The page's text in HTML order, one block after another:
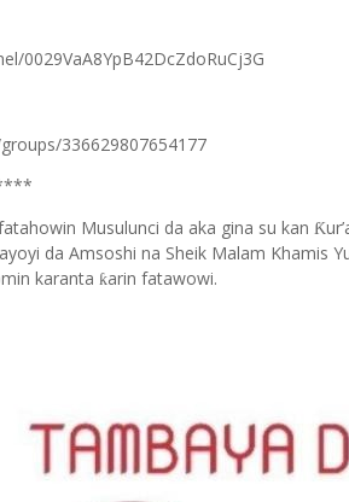
0029VaA8YpB42DcZdoRuCj3G
336629807654177
Musulunci da aka gina su kan Ƙ
da Amsoshi na Sheik Malam Khamis
karanta ƙarin fatawowi.